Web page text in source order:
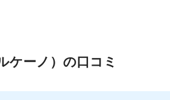
ケーノ）の口コミ